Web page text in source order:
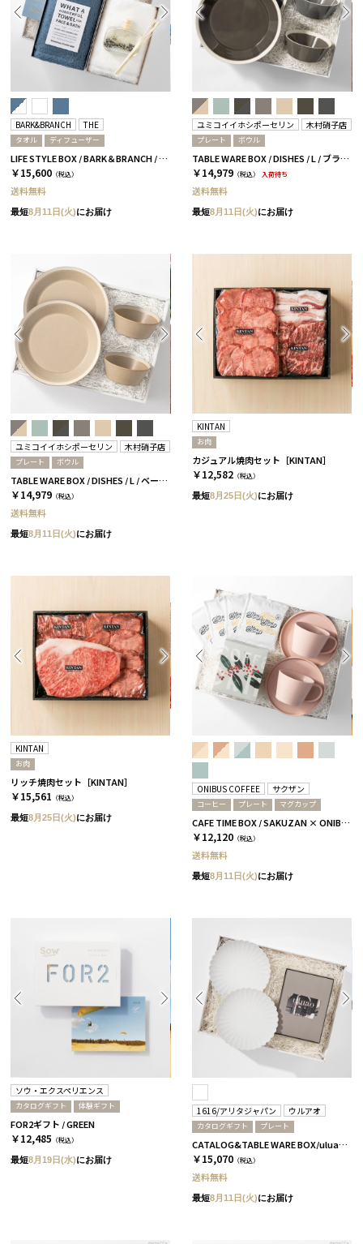
BARK&BRANCH THE
タオル ディフューザー
LIFE STYLE BOX / BARK＆BRANCH / DUO / ブルー＆ホワイト
￥15,600 （税込）
送料無料
最短8月11日(火)にお届け
ユミコイイホシポーセリン 木村硝子店
プレート ボウル
TABLE WARE BOX / DISHES / L / ブラウン＆ダークグレー［イイホシユミコ×木村硝子店］
￥14,979 （税込） 入荷待ち
送料無料
最短8月11日(火)にお届け
ユミコイイホシポーセリン 木村硝子店
プレート ボウル
TABLE WARE BOX / DISHES / L / ベージュ［イイホシユミコ×木村硝子店］
￥14,979 （税込）
送料無料
最短8月11日(火)にお届け
KINTAN
お肉
カジュアル焼肉セット［KINTAN］
￥12,582 （税込）
最短8月25日(火)にお届け
KINTAN
お肉
リッチ焼肉セット［KINTAN］
￥15,561 （税込）
最短8月25日(火)にお届け
ONIBUS COFFEE サクザン
コーヒー プレート マグカップ
CAFE TIME BOX / SAKUZAN × ONIBUS COFFEE / コーラルベージュ
￥12,120 （税込）
送料無料
最短8月11日(火)にお届け
ソウ・エクスペリエンス
カタログギフト 体験ギフト
FOR2ギフト / GREEN
￥12,485 （税込）
最短8月19日(水)にお届け
1616/アリタジャパン ウルアオ
カタログギフト プレート
CATALOG&TABLE WARE BOX/uluao/パレスプレート160 2枚セット/全5種 ザグーアン
￥15,070 （税込）
送料無料
最短8月11日(火)にお届け